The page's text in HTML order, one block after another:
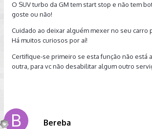
O SUV turbo da GM tem start stop e não tem
goste ou não!
Cuidado ao deixar alguém mexer no seu carro
Há muitos curiosos por aí!
Certifique-se primeiro se esta função não está
outra, para vc não desabilitar algum outro
Bereba